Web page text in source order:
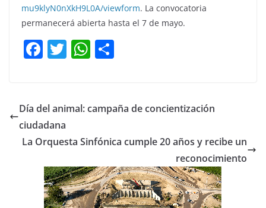
mu9klyN0nXkH9L0A/viewform. La convocatoria
permanecerá abierta hasta el 7 de mayo.
F
e
b
o
o
k
T
er
W
s
p
p
p
tir
Día del animal: campaña de concientización
ciudadana
La Orquesta Sinfónica cumple 20 años y recibe un
reconocimiento